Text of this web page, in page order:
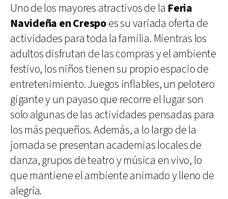
Uno de los mayores atractivos de la Feria
Navideña en Crespoes su variada oferta de
actividades para toda la familia. Mientras los
adultos disfrutan de las compras y el ambiente
festivo, los niños tienen su propio espacio de
entretenimiento. Juegos inflables, un pelotero
gigante y un payaso que recorre el lugar son
solo algunas de las actividades pensadas para
los más pequeños. Además, a lo largo de la
jornada se presentan academias locales de
danza, grupos de teatro y música en vivo, lo
que mantiene el ambiente animado y lleno de
alegría.